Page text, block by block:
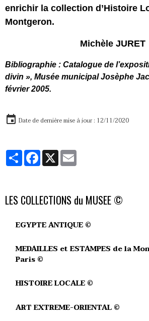
enrichir la collection d’Histoire
Montgeron.
Michèle JURET
Bibliographie : Catalogue de
divin », Musée municipal Josèphe
février 2005.
Date de dernière mise à jour : 12/11/2020
PartagerFacebook
X
LES COLLECTIONS du MUSEE ©
EGYPTE ANTIQUE ©
MEDAILLES et ESTAMPES de la
Paris ©
HISTOIRE LOCALE ©
ART EXTREME-ORIENTAL ©